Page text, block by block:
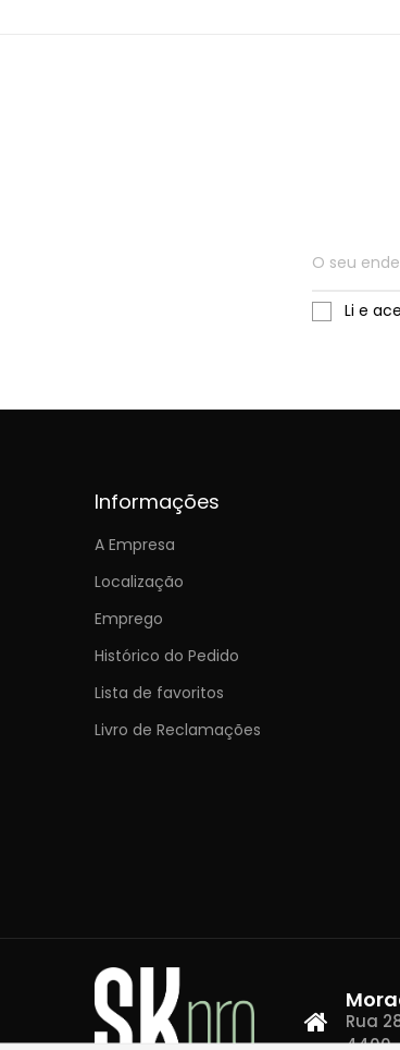
Li e
Informações
A Empresa
Localização
Emprego
Histórico do Pedido
Lista de favoritos
Livro de Reclamações
Rua